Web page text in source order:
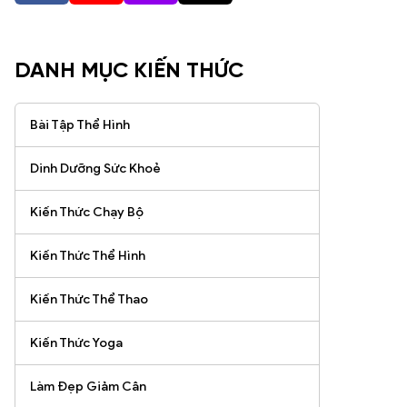
DANH MỤC KIẾN THỨC
Bài Tập Thể Hình
Dinh Dưỡng Sức Khoẻ
Kiến Thức Chạy Bộ
Kiến Thức Thể Hình
Kiến Thức Thể Thao
Kiến Thức Yoga
Làm Đẹp Giảm Cân